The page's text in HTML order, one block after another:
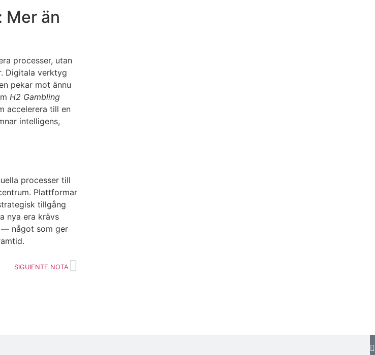
än
processer, utan
Digitala verktyg
pekar mot ännu
H2 Gambling
accelerera till en
intelligens,
processer till
Plattformar
tillgång
nya era krävs
— något som ger
SIGUIENTE NOTA